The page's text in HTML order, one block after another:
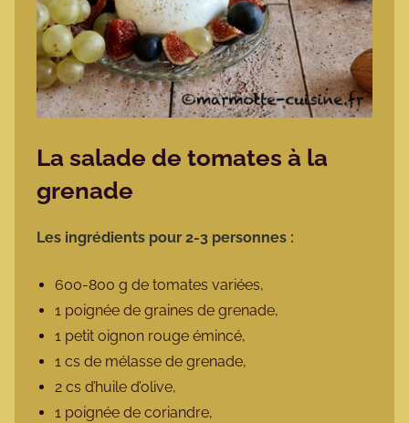
La salade de tomates à la
grenade
Les ingrédients pour 2-3 personnes :
600-800 g de tomates variées,
1 poignée de graines de grenade,
1 petit oignon rouge émincé,
1 cs de mélasse de grenade,
2 cs d’huile d’olive,
1 poignée de coriandre,